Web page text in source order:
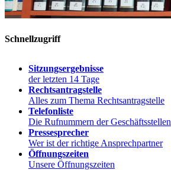
Schnellzugriff
Sitzungsergebnisse
der letzten 14 Tage
Rechtsantragstelle
Alles zum Thema Rechtsantragstelle
Telefonliste
Die Rufnummern der Geschäftsstellen
Pressesprecher
Wer ist der richtige Ansprechpartner
Öffnungszeiten
Unsere Öffnungszeiten